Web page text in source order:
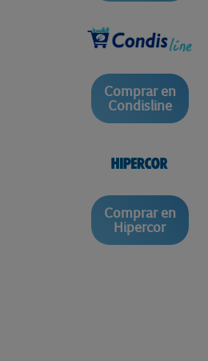
Comprar en
Condisline
Comprar en
Hipercor